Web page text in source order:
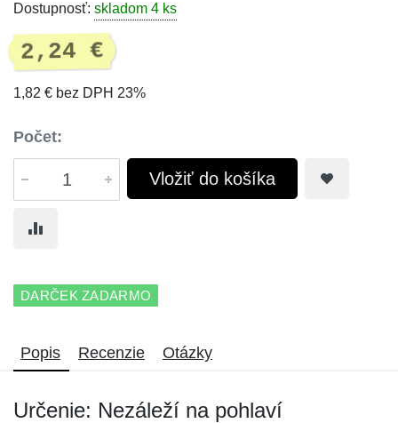
Dostupnosť: skladom 4 ks
2,24 €
1,82 € bez DPH 23%
Počet:
Vložiť do košíka
DARČEK ZADARMO
Popis Recenzie Otázky
Určenie: Nezáleží na pohlaví